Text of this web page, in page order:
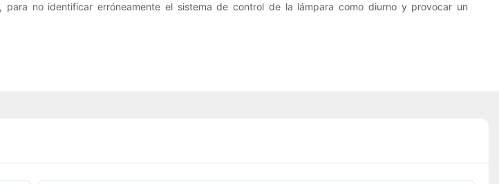
no identificar erróneamente el sistema de control de la lámpara como diurno y provocar un